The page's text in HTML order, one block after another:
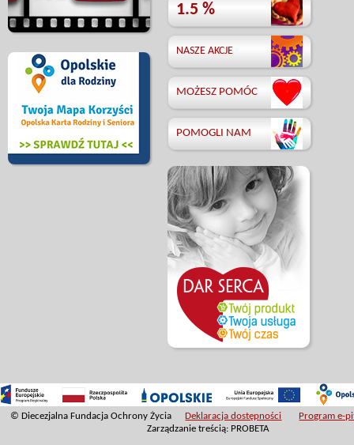
1.5 %
NASZE AKCJE
MOŻESZ POMÓC
POMOGLI NAM
© Diecezjalna Fundacja Ochrony Życia Deklaracja dostępności
Program e-
Zarządzanie treścią: PROBETA